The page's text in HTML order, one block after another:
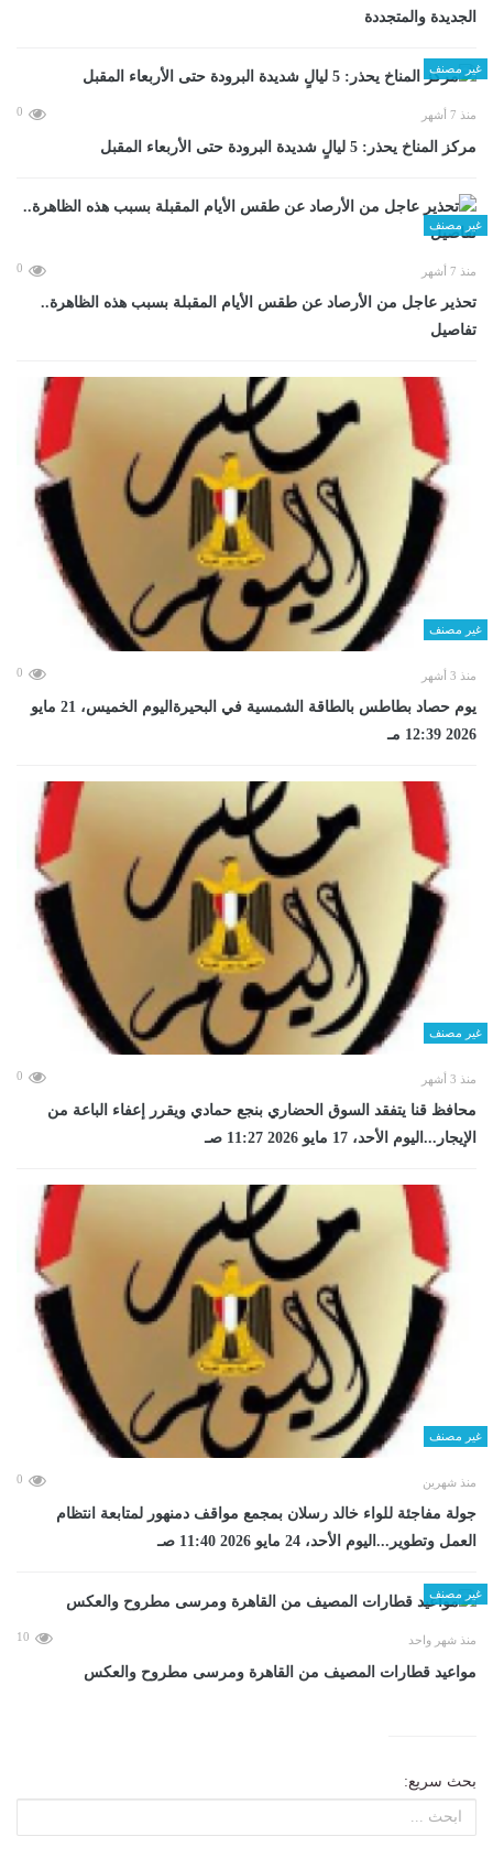
الجديدة والمتجددة
غير مصنف
منذ 7 أشهر 0
مركز المناخ يحذر: 5 ليالٍ شديدة البرودة حتى الأربعاء المقبل
غير مصنف
منذ 7 أشهر 0
تحذير عاجل من الأرصاد عن طقس الأيام المقبلة بسبب هذه الظاهرة..
تفاصيل
غير مصنف
منذ 3 أشهر 0
يوم حصاد بطاطس بالطاقة الشمسية في البحيرةاليوم الخميس، 21 مايو
2026 12:39 مـ
غير مصنف
منذ 3 أشهر 0
محافظ قنا يتفقد السوق الحضاري بنجع حمادي ويقرر إعفاء الباعة من
الإيجار...اليوم الأحد، 17 مايو 2026 11:27 صـ
غير مصنف
منذ شهرين 0
جولة مفاجئة للواء خالد رسلان بمجمع مواقف دمنهور لمتابعة انتظام
العمل وتطوير...اليوم الأحد، 24 مايو 2026 11:40 صـ
غير مصنف
منذ شهر واحد 10
مواعيد قطارات المصيف من القاهرة ومرسى مطروح والعكس
بحث سريع: